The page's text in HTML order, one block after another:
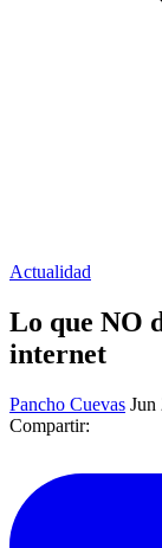
Actualidad
Lo que NO
internet
Pancho Cuevas Jun
Compartir: